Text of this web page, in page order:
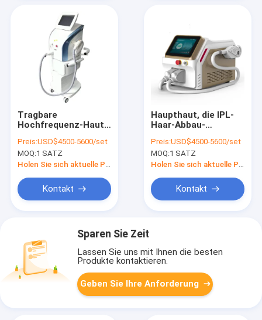
Tragbare
Hochfrequenz-Haut,
590nm festzieht
Preis:USD$4500-5600/set
MOQ:1 SATZ
Holen Sie sich aktuelle Preis
Kontakt
Haupthaut, die IPL-
Haar-Abbau-
1200nm festzieht
Preis:USD$4500-5600/set
MOQ:1 SATZ
Holen Sie sich aktuelle Preis
Kontakt
Sparen Sie Zeit
Lassen Sie uns mit Ihnen die besten
Produkte kontaktieren.
Geben Sie Ihre Anforderung